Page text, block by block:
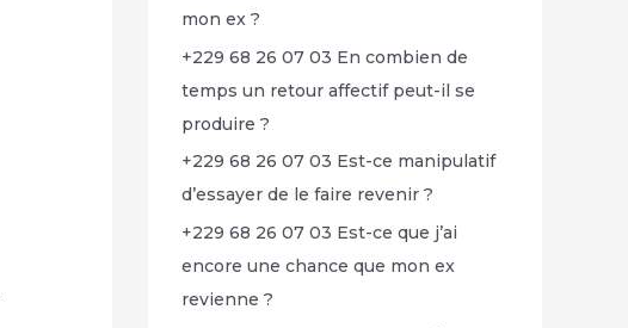
mon ex ?
+229 68 26 07 03 En combien de
temps un retour affectif peut-il se
produire ?
+229 68 26 07 03 Est-ce manipulatif
d’essayer de le faire revenir ?
+229 68 26 07 03 Est-ce que j’ai
encore une chance que mon ex
revienne ?